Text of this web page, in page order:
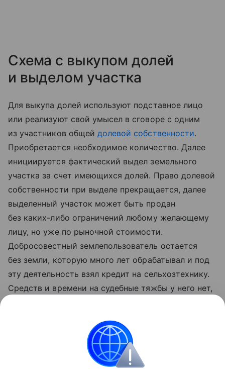
Схема с выкупом долей
и выделом участка
Для выкупа долей используют подставное лицо
или реализуют свой умысел в сговоре с одним
из участников общей долевой собственности.
Приобретается необходимое количество. Далее
инициируется фактический выдел земельного
участка за счет имеющихся долей. Право долевой
собственности при выделе прекращается, далее
выделенный участок может быть продан
без каких-либо ограничений любому желающему
лицу, но уже по рыночной стоимости.
Добросовестный землепользователь остается
без земли, которую много лет обрабатывал и под
эту деятельность взял кредит на сельхозтехнику.
Средств и времени на судебные тяжбы у него нет,